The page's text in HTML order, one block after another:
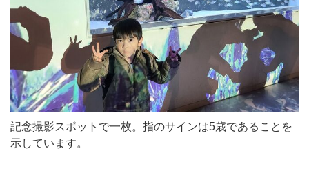
記念撮影スポットで一枚。指のサインは5歳であることを
示しています。